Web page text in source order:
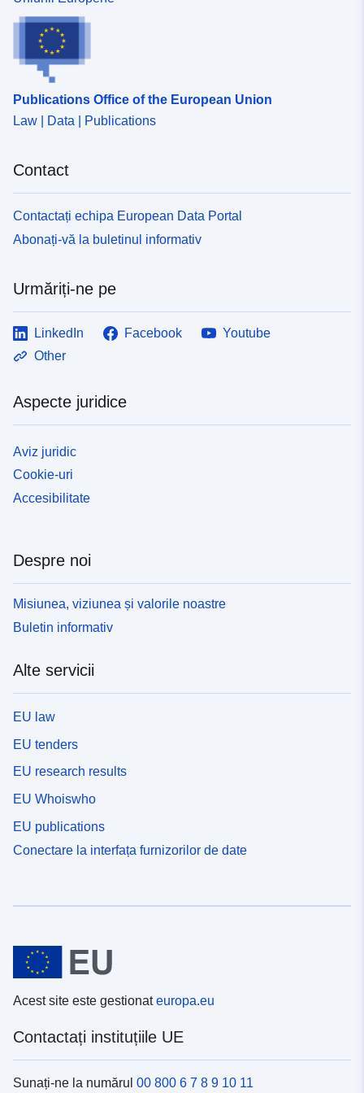
Identificatori:
f88a779a1a38
Tip:
Resursă:
http://inspire.ec.europa.eu/
Publications Office of the European Union
Law | Data | Publications
Contact
Contactați echipa European Data Portal
Abonați-vă la buletinul informativ
Urmăriți-ne pe
LinkedIn Facebook
Youtube
Other
Aspecte juridice
Aviz juridic
Cookie-uri
Accesibilitate
Despre noi
Misiunea, viziunea și valorile noastre
Buletin informativ
Alte servicii
EU law
EU tenders
EU research results
EU Whoiswho
EU publications
Conectare la interfața furnizorilor de date
Acest site este gestionateuropa.eu
Contactați instituțiile UE
Sunați-ne la numărul 00 800 6 7 8 9 10 11